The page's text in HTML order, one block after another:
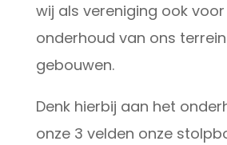
wij als vereniging ook
onderhoud van ons
gebouwen.
Denk hierbij aan het
onze 3 velden onze